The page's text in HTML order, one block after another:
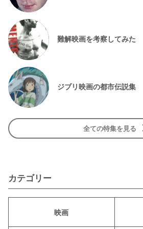
難解映画を考察してみた
ジブリ映画の都市伝説集
全ての特集を見る
カテゴリー
映画